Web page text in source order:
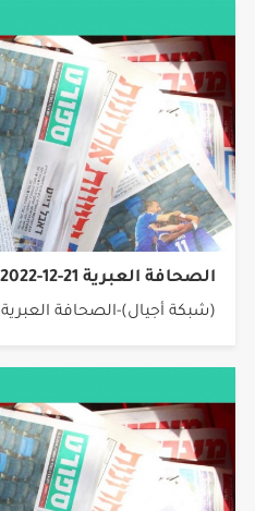
الصحافة العبرية 21-12-2022
(شبكة أجيال)-الصحافة العبرية 21-12-2022